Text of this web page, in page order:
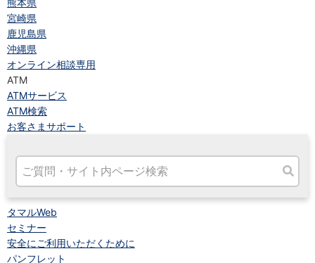
熊本県
宮崎県
鹿児島県
沖縄県
オンライン相談専用
ATM
ATMサービス
ATM検索
お客さまサポート
タマルWeb
セミナー
安全にご利用いただくために
パンフレット